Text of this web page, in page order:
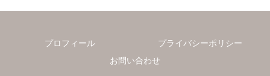
プロフィール
プライバシーポリシー
お問い合わせ